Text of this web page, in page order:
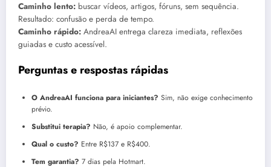
Caminho lento: buscar vídeos, artigos, fóruns, sem sequência.
Resultado: confusão e perda de tempo.
Caminho rápido: AndreaAI entrega clareza imediata, reflexões
guiadas e custo acessível.
Perguntas e respostas rápidas
O AndreaAI funciona para iniciantes? Sim, não exige conhecimento
prévio.
Substitui terapia? Não, é apoio complementar.
Qual o custo? Entre R$137 e R$400.
Tem garantia? 7 dias pela Hotmart.